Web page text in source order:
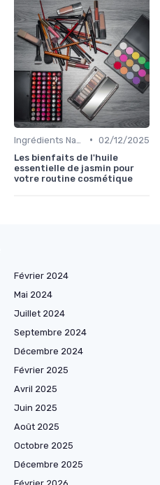
• 02/12/2025
Les bienfaits de l'huile
essentielle de jasmin pour
votre routine cosmétique
Février 2024
Mai 2024
Juillet 2024
Septembre 2024
Décembre 2024
Février 2025
Avril 2025
Juin 2025
Août 2025
Octobre 2025
Décembre 2025